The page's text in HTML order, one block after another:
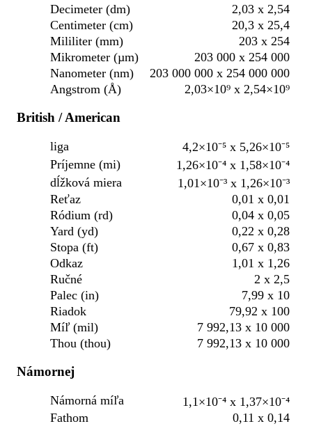
Decimeter (dm)
2,03 x 2,54
Centimeter (cm)
20,3 x 25,4
Mililiter (mm)
203 x 254
Mikrometer (µm)
203 000 x 254 000
Nanometer (nm)
203 000 000 x 254 000 000
Angstrom (Å)
2,03×10⁹ x 2,54×10⁹
British / American
liga
4,2×10⁻⁵ x 5,26×10⁻⁵
Príjemne (mi)
1,26×10⁻⁴ x 1,58×10⁻⁴
dĺžková miera
1,01×10⁻³ x 1,26×10⁻³
Reťaz
0,01 x 0,01
Ródium (rd)
0,04 x 0,05
Yard (yd)
0,22 x 0,28
Stopa (ft)
0,67 x 0,83
Odkaz
1,01 x 1,26
Ručné
2 x 2,5
Palec (in)
7,99 x 10
Riadok
79,92 x 100
Míľ (mil)
7 992,13 x 10 000
Thou (thou)
7 992,13 x 10 000
Námornej
Námorná míľa
1,1×10⁻⁴ x 1,37×10⁻⁴
Fathom
0,11 x 0,14